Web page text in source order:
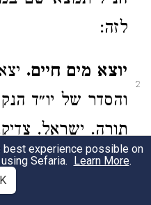
לזה:
2
יוצא מים חיים.
והסדר של יו״ד
תורה. ישראל.
ירושלים. ג״ח.
הסדר. הקב״ה
experience possible on
Sefaria. Learn More.